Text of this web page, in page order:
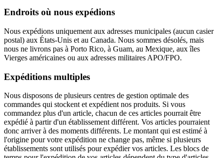
Endroits où nous expédions
Nous expédions uniquement aux adresses municipales (aucun casier
postal) aux États-Unis et au Canada. Nous sommes désolés, mais
nous ne livrons pas à Porto Rico, à Guam, au Mexique, aux îles
Vierges américaines ou aux adresses militaires APO/FPO.
Expéditions multiples
Nous disposons de plusieurs centres de gestion optimale des
commandes qui stockent et expédient nos produits. Si vous
commandez plus d'un article, chacun de ces articles pourrait être
expédié à partir d'un établissement différent. Vos articles pourraient
donc arriver à des moments différents. Le montant qui est estimé à
l'origine pour votre expédition ne change pas, même si plusieurs
établissements sont utilisés pour expédier vos articles. Les blocs de